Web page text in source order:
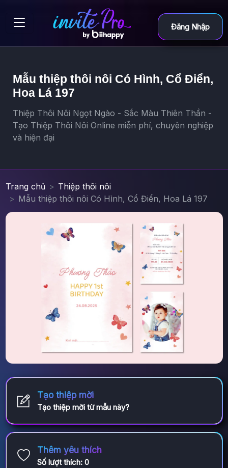
Đăng Nhập
Mẫu thiệp thôi nôi Có Hình, Cổ Điển,
Hoa Lá 197
Thiệp Thôi Nôi Ngọt Ngào - Sắc Màu Thiên Thần -
Tạo Thiệp Thôi Nôi Online miễn phí, chuyên nghiệp
và hiện đại
Trang chủ
Thiệp thôi nôi
Mẫu thiệp thôi nôi Có Hình, Cổ Điển, Hoa Lá 197
Tạo thiệp mời
Tạo thiệp mời từ mẫu này?
Thêm yêu thích
Số lượt thích: 0